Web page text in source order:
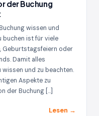
der Buchung
wissen und
buchen ist für viele
Geburtstagsfeiern oder
Damit alles
und zu beachten.
Aspekte zu
der Buchung […]
Lesen →